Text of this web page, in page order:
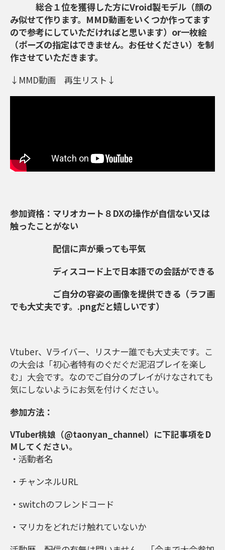
総合１位を獲得した方にVroid製モデル（顔の
み似せて作ります。MMD動画をいくつか作ってます
ので参考にしていただければと思います）or一枚絵
（ポーズの指定はできません。お任せください）を制
作させていただきます。
↓MMD動画 再生リスト↓
参加資格：マリオカート８DXの操作が自信ない又は
触ったことがない
配信に声が乗っても平気
ディスコード上で日本語での会話ができる
ご自分の容姿の画像を提供できる（ラフ画
でも大丈夫です。.pngだと嬉しいです）
Vtuber、Vライバー、リスナー誰でも大丈夫です。こ
の大会は「初心者特有のぐだぐだ泥沼プレイを楽し
む」大会です。なのでご自分のプレイがけなされても
気にしないようにお気を付けください。
参加方法：
VTuber桃娘 （@taonyan_channel）に下記事項をD
Mしてください。
・活動者名
・チャンネルURL
・switchのフレンドコード
・マリカをどれだけ触れていないか